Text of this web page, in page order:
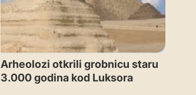
Arheolozi otkrili grobnicu staru
3.000 godina kod Luksora